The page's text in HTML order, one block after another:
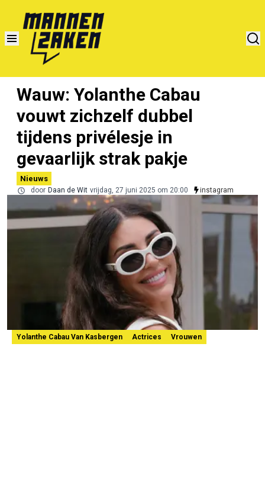
Wauw: Yolanthe Cabau
vouwt zichzelf dubbel
tijdens privélesje in
gevaarlijk strak pakje
Nieuws
door Daan de Wit vrijdag, 27 juni 2025 om 20:00 instagram
Yolanthe Cabau Van Kasbergen Actrices Vrouwen